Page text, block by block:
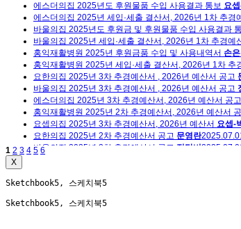
에스더의집 2025년도 후원물품 수입 사용결과 통보 요
에스더의집 2025년 세입·세출 결산서, 2026년 1차 추경
바울의집 2025년도 후원금 및 후원물품 수입 사용결과
바울의집 2025년 세입·세출 결산서, 2026년 1차 추경예
홍익재활병원 2025년 후원금품 수입 및 사용내역서 손
홍익재활병원 2025년 세입·세출 결산서, 2026년 1차 추
요한의집 2025년 3차 추경예산서 , 2026년 예산서 공고
바울의집 2025년 3차 추경예산서 , 2026년 예산서 공고
에스더의집 2025년 3차 추경예산서, 2026년 예산서 공고
홍익재활병원 2025년 2차 추경예산서, 2026년 예산서
요셉의집 2025년 3차 추경예산서, 2026년 예산서 요셉-
요한의집 2025년 2차 추경예산서 공고 문영란
바울의집 2025년 2차 추경예산서 공고 정단비
1 2 3 4 5 6
X
Sketchbook5, 스케치북5
Sketchbook5, 스케치북5